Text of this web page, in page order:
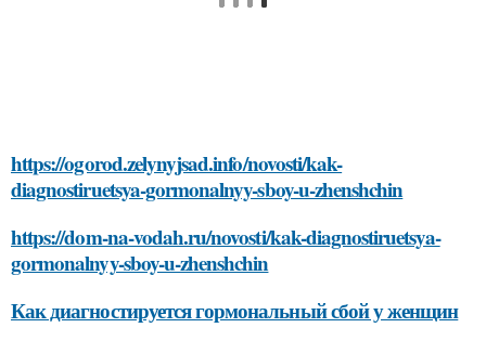
https://ogorod.zelynyjsad.info/novosti/kak-
diagnostiruetsya-gormonalnyy-sboy-u-zhenshchin
https://dom-na-vodah.ru/novosti/kak-diagnostiruetsya-
gormonalnyy-sboy-u-zhenshchin
Как диагностируется гормональный сбой у женщин